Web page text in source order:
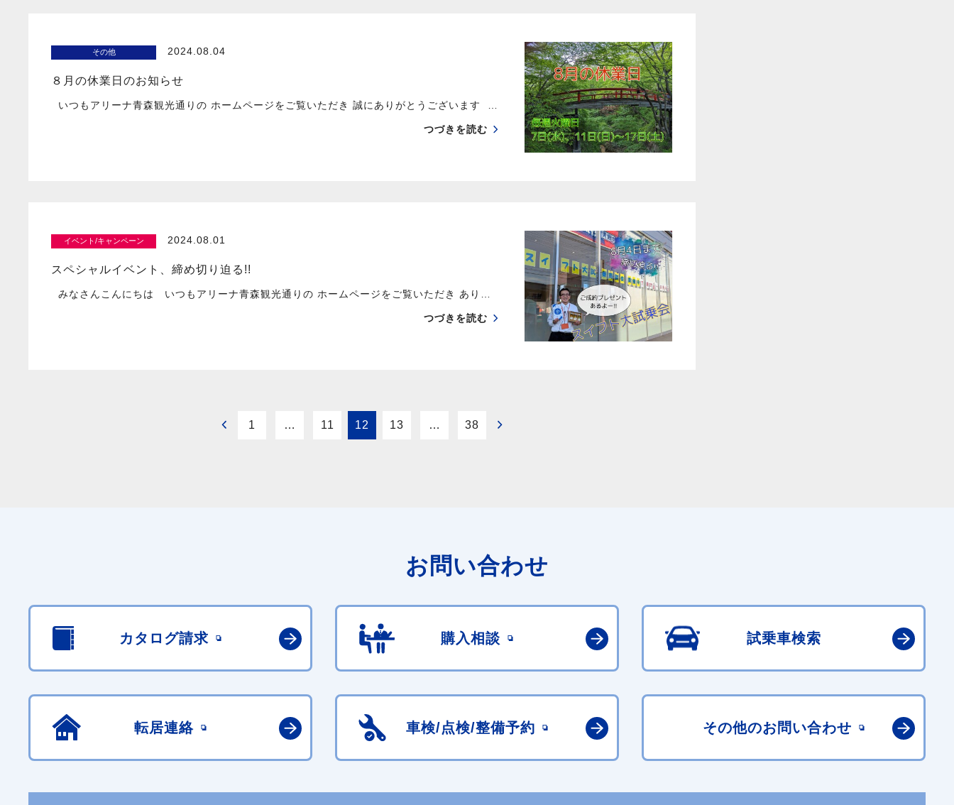
その他 2024.08.04
８月の休業日のお知らせ
いつもアリーナ青森観光通りの ホームページをご覧いただき 誠にありがとうございます …
つづきを読む
イベント/キャンペーン 2024.08.01
スペシャルイベント、締め切り迫る!!
みなさんこんにちは いつもアリーナ青森観光通りの ホームページをご覧いただき あり…
つづきを読む
1 … 11 12 13 … 38
お問い合わせ
カタログ請求 購入相談 試乗車検索
転居連絡 車検/点検/整備予約 その他のお問い合わせ